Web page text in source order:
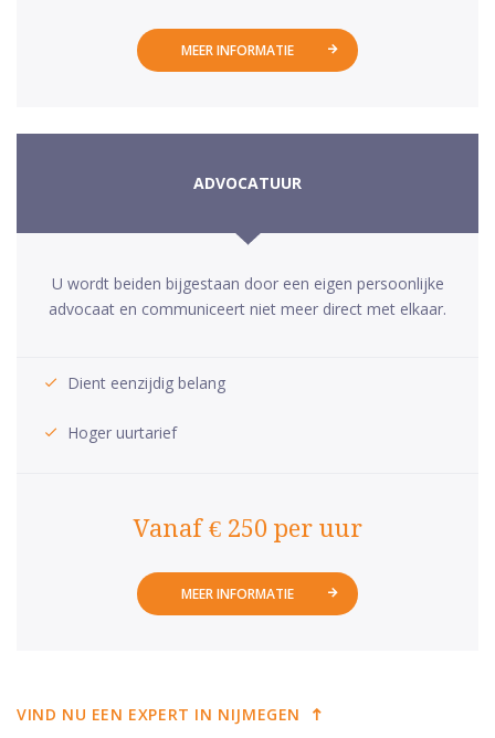
MEER INFORMATIE
ADVOCATUUR
U wordt beiden bijgestaan door een eigen persoonlijke
advocaat en communiceert niet meer direct met elkaar.
Dient eenzijdig belang
Hoger uurtarief
Vanaf € 250 per uur
MEER INFORMATIE
VIND NU EEN EXPERT IN NIJMEGEN